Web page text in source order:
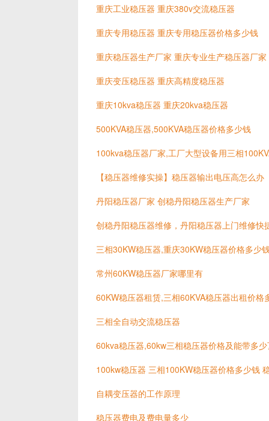
重庆工业稳压器 重庆380v交流稳压器
重庆专用稳压器 重庆专用稳压器价格多少钱
重庆稳压器生产厂家 重庆专业生产稳压器厂家
重庆变压稳压器 重庆高精度稳压器
重庆10kva稳压器 重庆20kva稳压器
500KVA稳压器,500KVA稳压器价格多少钱
100kva稳压器厂家,工厂大型设备用三相
【稳压器维修实操】稳压器输出电压高怎么办
丹阳稳压器厂家 创稳丹阳稳压器生产厂家
创稳丹阳稳压器维修，丹阳稳压器上门维修快
三相30KW稳压器,重庆30KW稳压器价格多少
常州60KW稳压器厂家哪里有
60KW稳压器租赁,三相60KVA稳压器出租价格
三相全自动交流稳压器
60kva稳压器,60kw三相稳压器价格及能带多
100kw稳压器 三相100KW稳压器价格多少钱
自耦变压器的工作原理
稳压器费电及费电量多少